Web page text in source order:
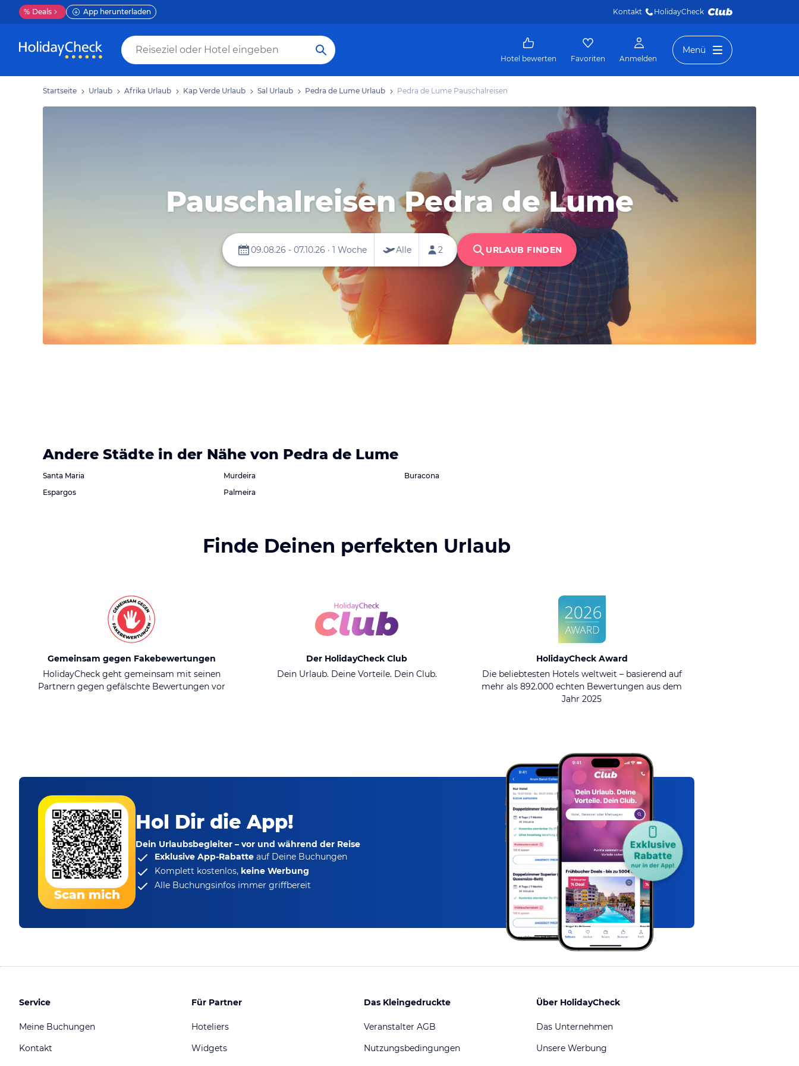
% Deals App herunterladen Kontakt HolidayCheck
Hotel bewerten Favoriten Anmelden
Menü
Startseite Urlaub Afrika Urlaub Kap Verde Urlaub Sal Urlaub Pedra de Lume Urlaub Pedra de Lume Pauschalreisen
Pauschalreisen Pedra de Lume
Andere Städte in der Nähe von Pedra de Lume
Santa Maria
Espargos
Murdeira
Palmeira
Buracona
Finde Deinen perfekten Urlaub
Gemeinsam gegen Fakebewertungen
HolidayCheck geht gemeinsam mit seinen
Partnern gegen gefälschte Bewertungen vor
Der HolidayCheck Club
Dein Urlaub. Deine Vorteile. Dein Club.
HolidayCheck Award
Die beliebtesten Hotels weltweit – basierend auf
mehr als 892.000 echten Bewertungen aus dem
Jahr 2025
Scan mich
Hol Dir die App!
Dein Urlaubsbegleiter – vor und während der Reise
Exklusive App-Rabatte auf Deine Buchungen
Komplett kostenlos, keine Werbung
Alle Buchungsinfos immer griffbereit
Service
Meine Buchungen
Kontakt
Für Partner
Hoteliers
Widgets
Das Kleingedruckte
Veranstalter AGB
Nutzungsbedingungen
Über HolidayCheck
Das Unternehmen
Unsere Werbung